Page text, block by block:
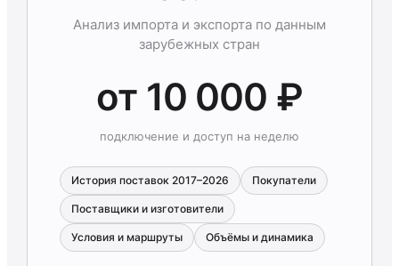
Анализ импорта и экспорта по данным
зарубежных стран
от 10 000 ₽
подключение и доступ на неделю
История поставок 2017–2026 Покупатели
Поставщики и изготовители
Условия и маршруты Объёмы и динамика